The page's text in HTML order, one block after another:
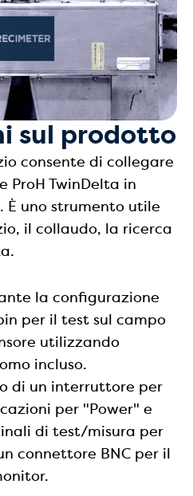
sul prodotto
consente di collegare
ProH TwinDelta in
È uno strumento utile
il collaudo, la ricerca
la configurazione
per il test sul campo
utilizzando
incluso.
di un interruttore per
per "Power" e
di test/misura per
connettore BNC per il